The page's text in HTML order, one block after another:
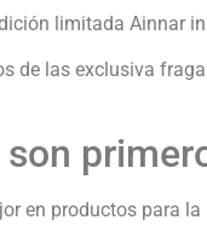
limitada Ainnar
de las exclusiva
en productos para